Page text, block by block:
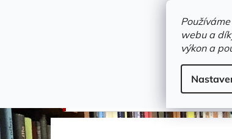
webu a
výkon a
Novinky
Beheim-